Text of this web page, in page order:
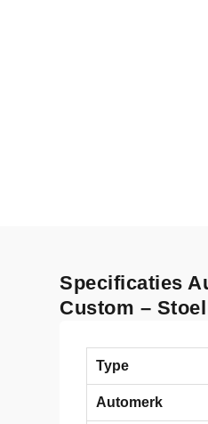
Specificaties
Custom –
Type
Automerk